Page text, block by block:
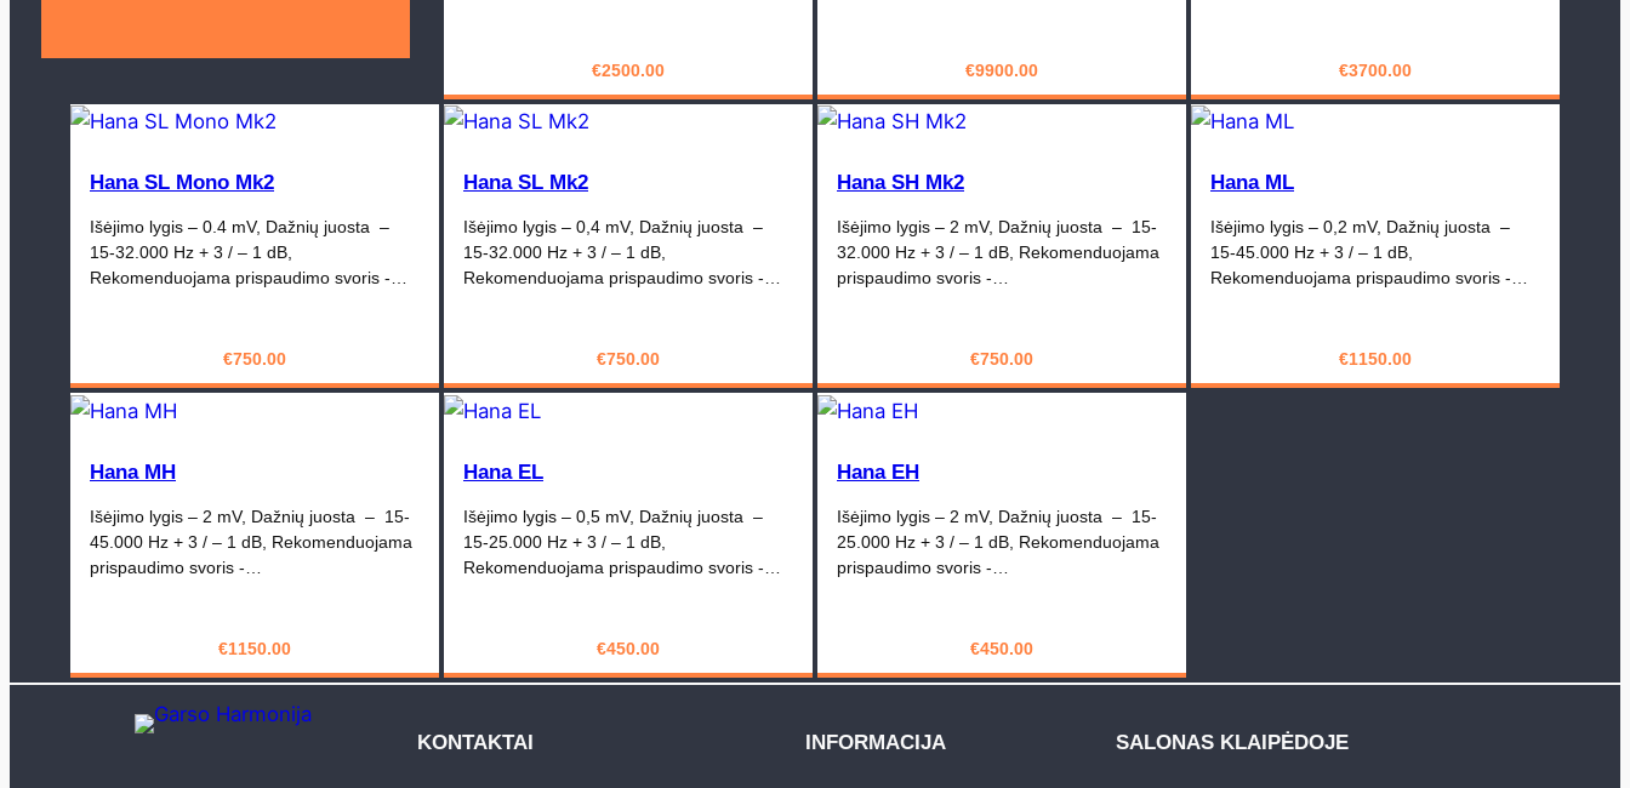
€2500.00 €9900.00 €3700.00
Hana SL Mono Mk2
Išėjimo lygis – 0.4 mV, Dažnių juosta –
15-32.000 Hz + 3 / – 1 dB,
Rekomenduojama prispaudimo svoris -…
€750.00
Hana SL Mk2
Išėjimo lygis – 0,4 mV, Dažnių juosta –
15-32.000 Hz + 3 / – 1 dB,
Rekomenduojama prispaudimo svoris -…
€750.00
Hana SH Mk2
Išėjimo lygis – 2 mV, Dažnių juosta – 15-
32.000 Hz + 3 / – 1 dB, Rekomenduojama
prispaudimo svoris -…
€750.00
Hana ML
Išėjimo lygis – 0,2 mV, Dažnių juosta –
15-45.000 Hz + 3 / – 1 dB,
Rekomenduojama prispaudimo svoris -…
€1150.00
Hana MH
Išėjimo lygis – 2 mV, Dažnių juosta – 15-
45.000 Hz + 3 / – 1 dB, Rekomenduojama
prispaudimo svoris -…
€1150.00
Hana EL
Išėjimo lygis – 0,5 mV, Dažnių juosta –
15-25.000 Hz + 3 / – 1 dB,
Rekomenduojama prispaudimo svoris -…
€450.00
Hana EH
Išėjimo lygis – 2 mV, Dažnių juosta – 15-
25.000 Hz + 3 / – 1 dB, Rekomenduojama
prispaudimo svoris -…
€450.00
KONTAKTAI INFORMACIJA SALONAS KLAIPĖDOJE